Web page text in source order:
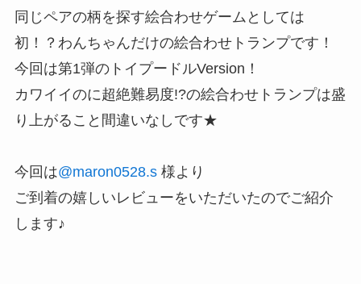
同じペアの柄を探す絵合わせゲームとしては
初！？わんちゃんだけの絵合わせトランプです！
今回は第1弾のトイプードルVersion！
カワイイのに超絶難易度!?の絵合わせトランプは盛
り上がること間違いなしです★
今回は@maron0528.s様より
ご到着の嬉しいレビューをいただいたのでご紹介
します♪